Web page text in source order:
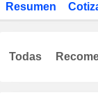
Resumen
Todas